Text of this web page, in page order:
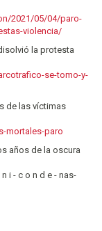
2021/05/04/paro-
violencia/
la protesta
se-tomo-y-
de las víctimas
mortales-paro
años de la oscura
n i - c o n d e - nas-